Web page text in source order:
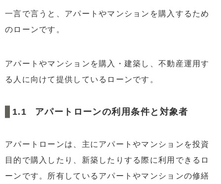
3.2事業計画書の作成と審査通過のポイント
3.3信頼できる不動産業者との連携
3.5収入や属性の見直しで金利交渉の余地を作る
4アパートローン金利に関する注意点
4.2
住宅ローンの残債がアパートローン融資に与える
4.3借り換え時の注意点と専門家の相談
4.4融資期間は長めに
4.5住宅ローン控除のような制度はない
一言で言うと、アパートやマンションを購入するため
のローンです。
アパートやマンションを購入・建築し、不動産運用す
る人に向けて提供しているローンです。
アパートローンの利用条件と対象者
アパートローンは、主にアパートやマンションを投資
目的で購入したり、新築したりする際に利用できるロ
ーンです。所有しているアパートやマンションの修繕